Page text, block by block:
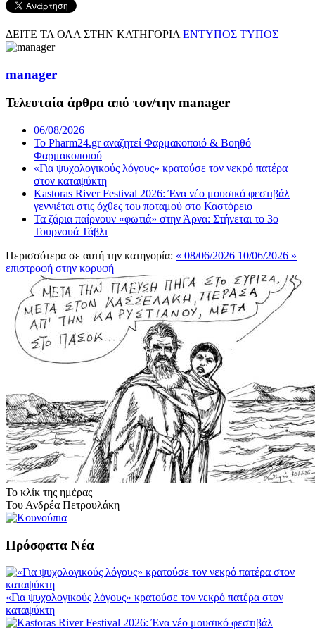
ΔΕΙΤΕ ΤΑ ΟΛΑ ΣΤΗΝ ΚΑΤΗΓΟΡΙΑ ΕΝΤΥΠΟΣ ΤΥΠΟΣ
manager
Τελευταία άρθρα από τον/την manager
06/08/2026
Το Pharm24.gr αναζητεί Φαρμακοποιό & Βοηθό
Φαρμακοποιού
«Για ψυχολογικούς λόγους» κρατούσε τον νεκρό πατέρα
στον καταψύκτη
Kastoras River Festival 2026: Ένα νέο μουσικό φεστιβάλ
γεννιέται στις όχθες του ποταμού στο Καστόρειο
Τα ζάρια παίρνουν «φωτιά» στην Άρνα: Στήνεται το 3ο
Τουρνουά Τάβλι
Περισσότερα σε αυτή την κατηγορία: « 08/06/2026 10/06/2026 »
επιστροφή στην κορυφή
Το κλίκ της ημέρας
Του Ανδρέα Πετρουλάκη
Πρόσφατα Νέα
«Για ψυχολογικούς λόγους» κρατούσε τον νεκρό πατέρα στον
καταψύκτη